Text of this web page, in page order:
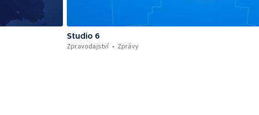
Studio 6
Zpravodajství
Zprávy